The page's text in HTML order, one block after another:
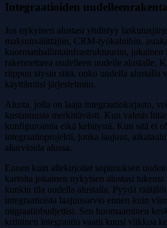
Integraatioiden
Jos nykyinen alustasi yhdistyy
maksunvälittäjiin, CRM-työkaluihin,
kuormanhallintainfrastruktuuriin, jokainen
rakennettava uudelleen uudelle alustalle.
riippuu täysin siitä, onko uudella alustalla
käyttämiisi järjestelmiin.
Alusta, jolla on laaja integraatiokirjasto,
kustannusta merkittävästi. Kun valmis
konfigurointia eikä kehitystä. Kun sitä ei
integraatioprojekti, jonka laajuus,
aliarvioida alussa.
Ennen kuin allekirjoitat sopimuksen
kartoita jokainen nykyisen alustasi tukema
kunkin tila uudella alustalla. Pyydä
integraatioista laajuusarvio ennen kuin
migraatiobudjettisi. Sen huomaaminen
kriittinen integraatio vaatii kuusi viikkoa